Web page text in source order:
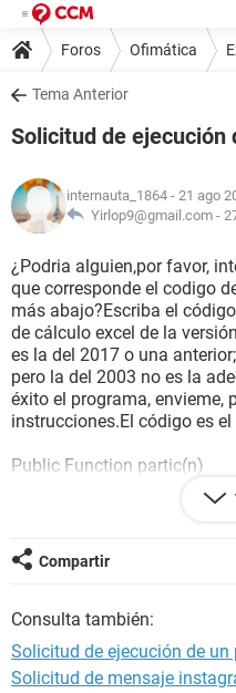
Foros Ofimática
Tema Anterior
Solicitud de ejecución
internauta_1864 - 21 ago
Yirlop9@gmail.com -
¿Podria alguien,por favor,
que corresponde el codigo
más abajo?Escriba el
de cálculo excel de la
es la del 2017 o una
pero la del 2003 no es la
éxito el programa, envieme,
instrucciones.El código es
Public Function partic(n)
if n=1 then partic=1:exit
k=n
a(1,i)=1
a(i,i)=1
next i
Compartir
Consulta también:
Solicitud de ejecución de un
Solicitud de mensaje